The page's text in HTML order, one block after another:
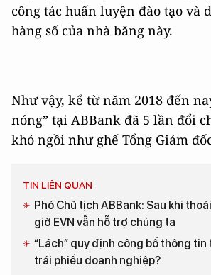
công tác huấn luyện đào tạo và
hàng số của nhà băng này.
Như vậy, kể từ năm 2018 đến
nóng” tại ABBank đã 5 lần đổi
khó ngồi như ghế Tổng Giám
TIN LIÊN QUAN
Phó Chủ tịch ABBank: Sau khi
giờ EVN vẫn hỗ trợ chúng ta
“Lách” quy định công bố thông
trái phiếu doanh nghiệp?